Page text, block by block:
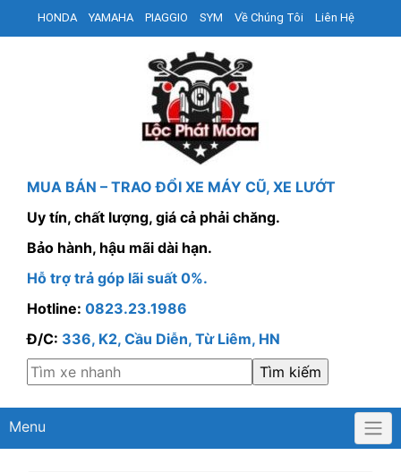
HONDA YAMAHA PIAGGIO SYM Về Chúng Tôi Liên Hệ
MUA BÁN – TRAO ĐỔI XE MÁY CŨ, XE LƯỚT
Uy tín, chất lượng, giá cả phải chăng.
Bảo hành, hậu mãi dài hạn.
Hỗ trợ trả góp lãi suất 0%.
Hotline: 0823.23.1986
Đ/C: 336, K2, Cầu Diễn, Từ Liêm, HN
Menu